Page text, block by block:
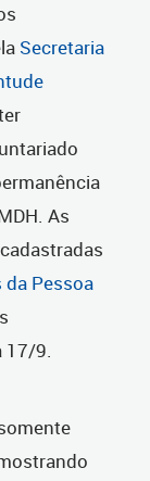
Secretaria
As
Pessoa
17/9.